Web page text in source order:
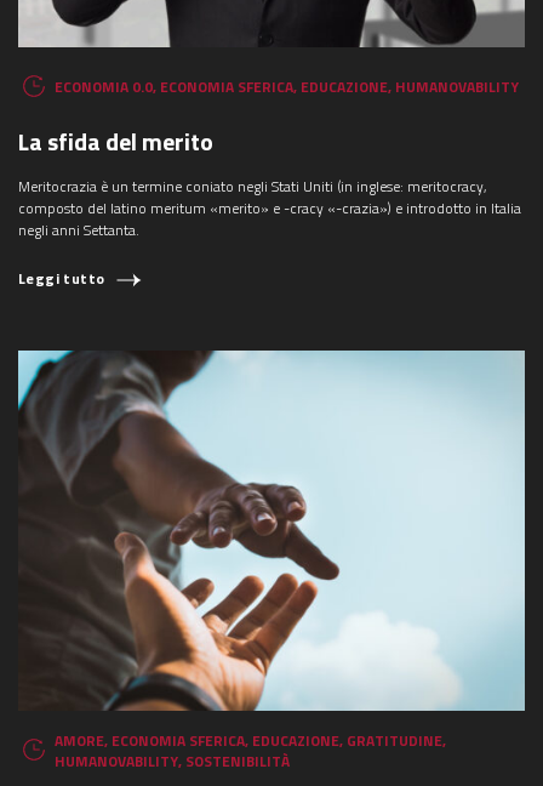
ECONOMIA 0.0, ECONOMIA SFERICA, EDUCAZIONE, HUMANOVABILITY
La sfida del merito
Meritocrazia è un termine coniato negli Stati Uniti (in inglese: meritocracy,
composto del latino meritum «merito» e -cracy «-crazia») e introdotto in Italia
negli anni Settanta.
Leggi tutto
AMORE, ECONOMIA SFERICA, EDUCAZIONE, GRATITUDINE,
HUMANOVABILITY, SOSTENIBILITÀ